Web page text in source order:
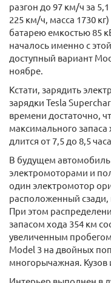
разгон до 97 км/ч за
225 км/ч, масса 1730
батарею емкостью 85
началось именно с
доступный вариант
ноябре.
Кстати, зарядить
зарядки Tesla
времени достаточно,
максимального
длится от 7,5 до 8,5
В будущем
электромоторами и
один электромотор
расположенный сзади,
При этом
запасом хода 354 км
увеличенным
Model 3 на двойных
многорычажная. Кузов